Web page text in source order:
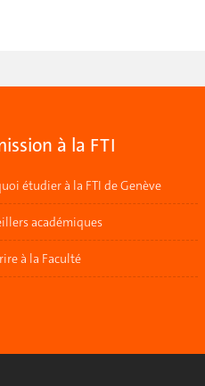
à la FTI
étudier à la FTI de Genève
académiques
à la Faculté